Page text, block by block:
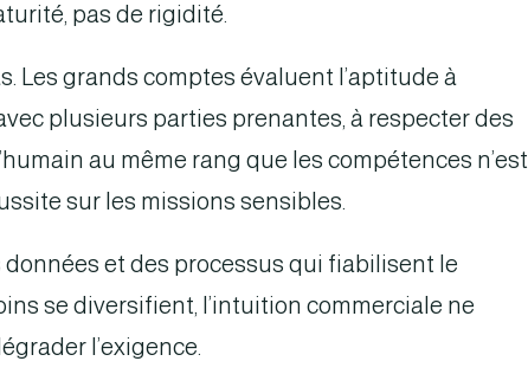
pas de rigidité.
Les grands comptes évaluent l’aptitude à
plusieurs parties prenantes, à respecter des
au même rang que les compétences n’est
sur les missions sensibles.
et des processus qui fiabilisent le
se diversifient, l’intuition commerciale ne
l’exigence.